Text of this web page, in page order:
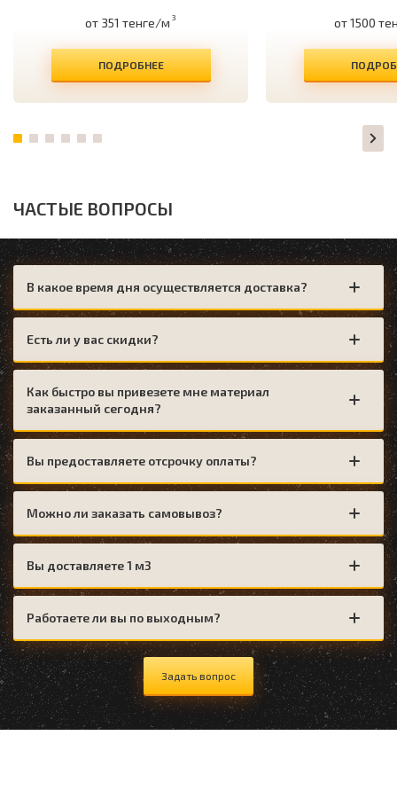
от 351 тенге/м 3
ПОДРОБНЕЕ
от 1500
ЧАСТЫЕ ВОПРОСЫ
В какое время дня осуществляется доставка?
Есть ли у вас скидки?
Как быстро вы привезете мне материал
заказанный сегодня?
Вы предоставляете отсрочку оплаты?
Можно ли заказать самовывоз?
Вы доставляете 1 м3
Работаете ли вы по выходным?
Задать вопрос